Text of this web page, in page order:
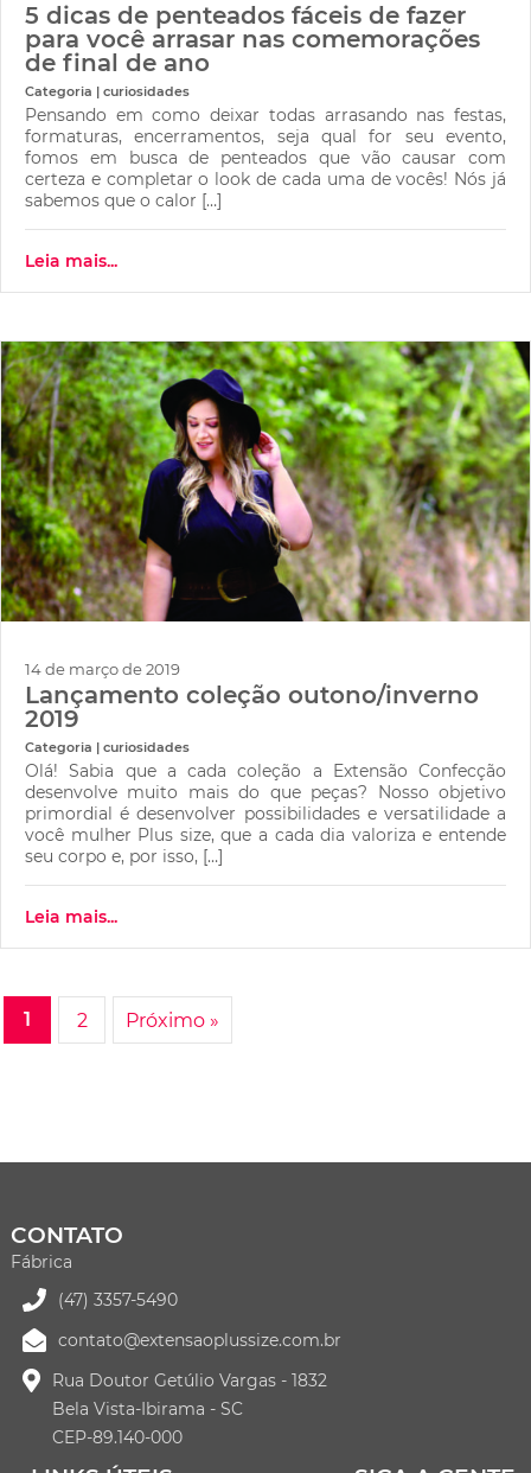
5 dicas de penteados fáceis de fazer
para você arrasar nas comemorações
de final de ano
Categoria | curiosidades
Pensando em como deixar todas arrasando nas festas,
formaturas, encerramentos, seja qual for seu evento,
fomos em busca de penteados que vão causar com
certeza e completar o look de cada uma de vocês! Nós já
sabemos que o calor […]
Leia mais...
14 de março de 2019
Lançamento coleção outono/inverno
2019
Categoria | curiosidades
Olá! Sabia que a cada coleção a Extensão Confecção
desenvolve muito mais do que peças? Nosso objetivo
primordial é desenvolver possibilidades e versatilidade a
você mulher Plus size, que a cada dia valoriza e entende
seu corpo e, por isso, […]
Leia mais...
1 2 Próximo »
CONTATO
Fábrica
(47) 3357-5490
contato@extensaoplussize.com.br
Rua Doutor Getúlio Vargas - 1832
Bela Vista-Ibirama - SC
CEP-89.140-000